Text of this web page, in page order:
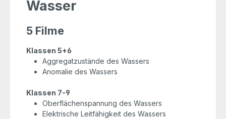
Wasser
5 Filme
Klassen 5+6
Aggregatzustände des Wassers
Anomalie des Wassers
Klassen 7-9
Oberflächenspannung des Wassers
Elektrische Leitfähigkeit des Wassers